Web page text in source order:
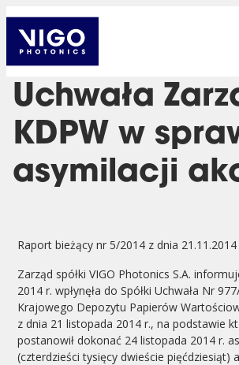
Uchwała
KDPW w
asymilacji
Raport bieżący nr 5/2014 z dnia
Zarząd spółki VIGO Photonics S.A.
2014 r. wpłynęła do Spółki Uchwała Nr
Krajowego Depozytu Papierów
z dnia 21 listopada 2014 r., na podstawie
postanowił dokonać 24 listopada 2014 r.
(czterdzieści tysięcy dwieście pięćdziesiąt)